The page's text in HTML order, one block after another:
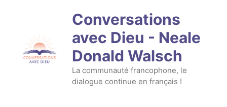
Conversations
avec Dieu - Neale
Donald Walsch
La communauté francophone, le
dialogue continue en français !